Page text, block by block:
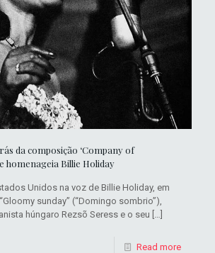
da composição ‘Company of
homenageia Billie Holiday
Unidos na voz de Billie Holiday, em
sunday” (“Domingo sombrio”),
húngaro Rezsõ Seress e o seu […]
Read more